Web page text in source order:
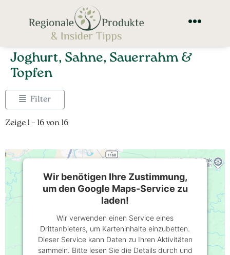
Joghurt, Sahne, Sauerrahm &
Topfen
Filter
Zeige 1 – 16 von 16
Wir benötigen Ihre Zustimmung,
um den Google Maps-Service zu
laden!
Wir verwenden einen Service eines
Drittanbieters, um Karteninhalte einzubetten.
Dieser Service kann Daten zu Ihren Aktivitäten
sammeln. Bitte lesen Sie die Details durch und